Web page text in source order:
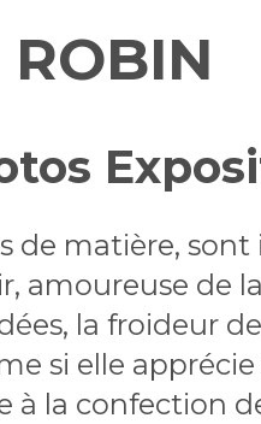
de matière,
de
la froideur
si elle apprécie
la confection